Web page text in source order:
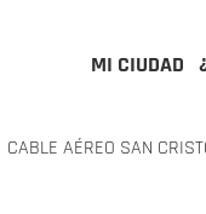
MI CIUDAD
CABLE AÉREO SAN